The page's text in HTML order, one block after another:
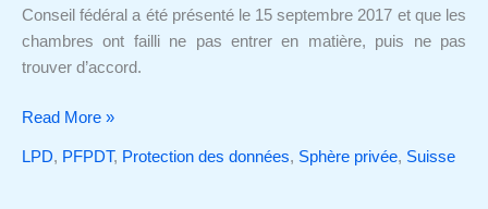
Conseil fédéral a été présenté le 15 septembre 2017 et que les
chambres ont failli ne pas entrer en matière, puis ne pas
trouver d’accord.
Read More »
LPD, PFPDT, Protection des données, Sphère privée, Suisse